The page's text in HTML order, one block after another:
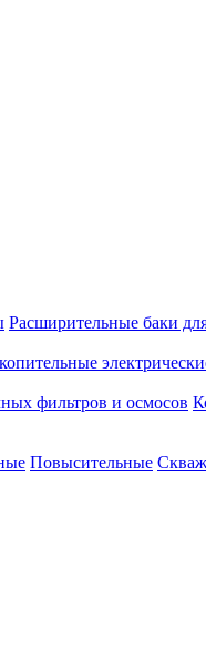
Расширительные баки
фильтров и осмосов
Повысительные